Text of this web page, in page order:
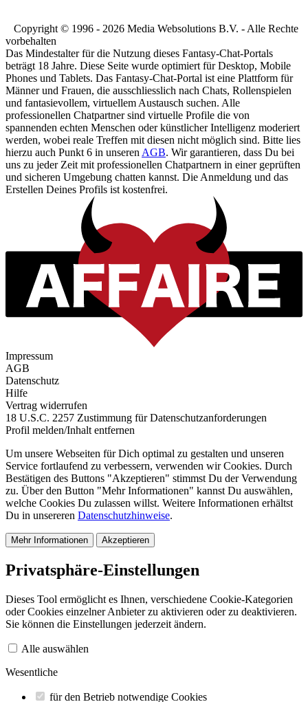
Copyright © 1996 - 2026 Media Websolutions B.V. - Alle Rechte
vorbehalten
Das Mindestalter für die Nutzung dieses Fantasy-Chat-Portals
beträgt 18 Jahre. Diese Seite wurde optimiert für Desktop, Mobile
Phones und Tablets. Das Fantasy-Chat-Portal ist eine Plattform für
Männer und Frauen, die ausschliesslich nach Chats, Rollenspielen
und fantasievollem, virtuellem Austausch suchen. Alle
professionellen Chatpartner sind virtuelle Profile die von
spannenden echten Menschen oder künstlicher Intelligenz moderiert
werden, wobei reale Treffen mit diesen nicht möglich sind. Bitte lies
hierzu auch Punkt 6 in unseren AGB. Wir garantieren, dass Du bei
uns zu jeder Zeit mit professionellen Chatpartnern in einer geprüften
und sicheren Umgebung chatten kannst. Die Anmeldung und das
Erstellen Deines Profils ist kostenfrei.
Impressum
AGB
Datenschutz
Hilfe
Vertrag widerrufen
18 U.S.C. 2257 Zustimmung für Datenschutzanforderungen
Profil melden/Inhalt entfernen
Um unsere Webseiten für Dich optimal zu gestalten und unseren
Service fortlaufend zu verbessern, verwenden wir Cookies. Durch
Bestätigen des Buttons "Akzeptieren" stimmst Du der Verwendung
zu. Über den Button "Mehr Informationen" kannst Du auswählen,
welche Cookies Du zulassen willst. Weitere Informationen erhältst
Du in unsereren Datenschutzhinweise.
Mehr Informationen Akzeptieren
Privatsphäre-Einstellungen
Dieses Tool ermöglicht es Ihnen, verschiedene Cookie-Kategorien
oder Cookies einzelner Anbieter zu aktivieren oder zu deaktivieren.
Sie können die Einstellungen jederzeit ändern.
Alle auswählen
Wesentliche
für den Betrieb notwendige Cookies